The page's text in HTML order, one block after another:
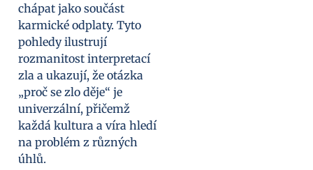
chápat jako součást
karmické odplaty. Tyto
pohledy ilustrují
rozmanitost interpretací
zla a ukazují, že otázka
„proč se zlo děje“ je
univerzální, přičemž
každá kultura a víra hledí
na problém z různých
úhlů.